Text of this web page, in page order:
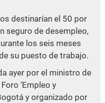
destinarían el 50 por
seguro de desempleo,
los seis meses
su puesto de trabajo.
ayer por el ministro de
‘Empleo y
y organizado por